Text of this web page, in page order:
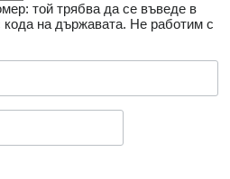
той трябва да се въведе в
на държавата. Не работим с